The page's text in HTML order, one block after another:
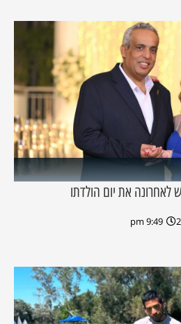
את יום הולדתו
9:49 pm